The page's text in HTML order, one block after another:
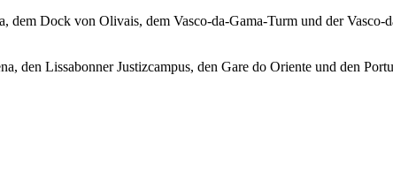
dem Dock von Olivais, dem Vasco-da-Gama-Turm und der
den Lissabonner Justizcampus, den Gare do Oriente und den